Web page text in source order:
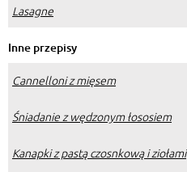
Lasagne
Inne przepisy
Cannelloni z mięsem
Śniadanie z wędzonym łososiem
Kanapki z pastą czosnkową i ziołami